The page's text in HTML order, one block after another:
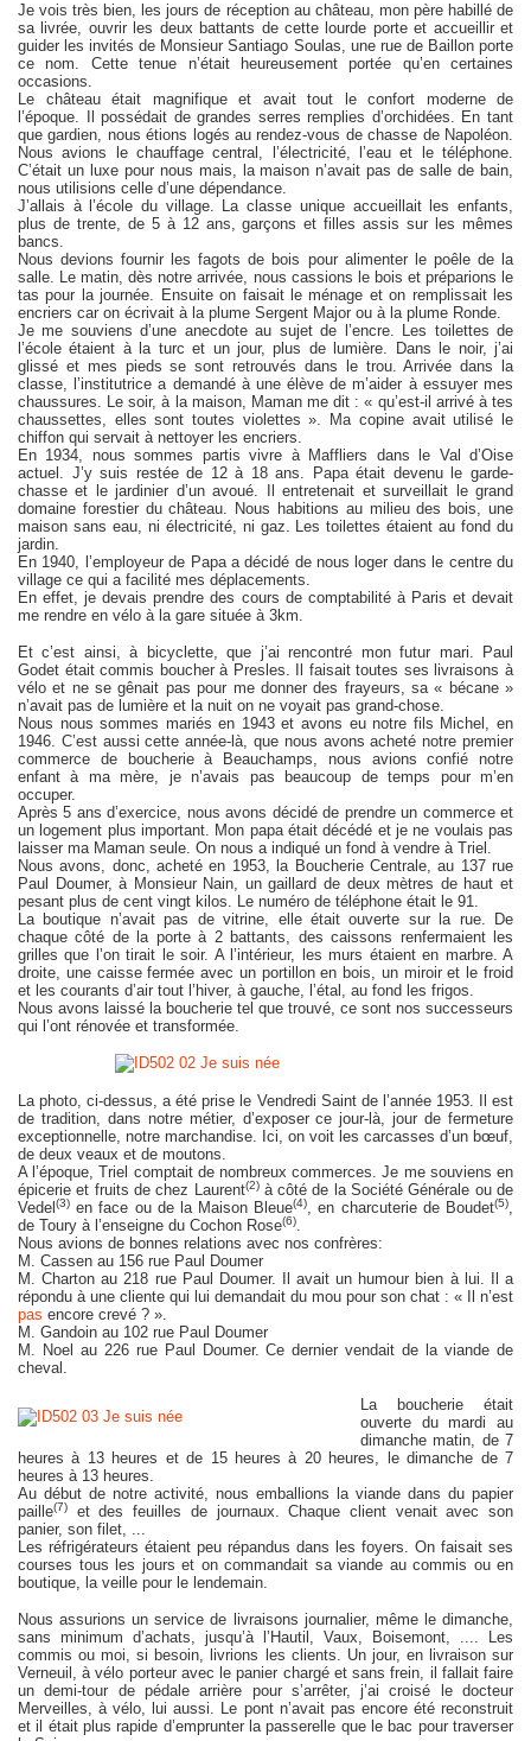
Je vois très bien, les jours de réception au château, mon père habillé de
sa livrée, ouvrir les deux battants de cette lourde porte et accueillir et
guider les invités de Monsieur Santiago Soulas, une rue de Baillon porte
ce nom. Cette tenue n’était heureusement portée qu’en certaines
occasions.
Le château était magnifique et avait tout le confort moderne de
l’époque. Il possédait de grandes serres remplies d’orchidées. En tant
que gardien, nous étions logés au rendez-vous de chasse de Napoléon.
Nous avions le chauffage central, l’électricité, l’eau et le téléphone.
C’était un luxe pour nous mais, la maison n’avait pas de salle de bain,
nous utilisions celle d’une dépendance.
J’allais à l’école du village. La classe unique accueillait les enfants,
plus de trente, de 5 à 12 ans, garçons et filles assis sur les mêmes
bancs.
Nous devions fournir les fagots de bois pour alimenter le poêle de la
salle. Le matin, dès notre arrivée, nous cassions le bois et préparions le
tas pour la journée. Ensuite on faisait le ménage et on remplissait les
encriers car on écrivait à la plume Sergent Major ou à la plume Ronde.
Je me souviens d’une anecdote au sujet de l’encre. Les toilettes de
l’école étaient à la turc et un jour, plus de lumière. Dans le noir, j’ai
glissé et mes pieds se sont retrouvés dans le trou. Arrivée dans la
classe, l’institutrice a demandé à une élève de m’aider à essuyer mes
chaussures. Le soir, à la maison, Maman me dit : « qu’est-il arrivé à tes
chaussettes, elles sont toutes violettes ». Ma copine avait utilisé le
chiffon qui servait à nettoyer les encriers.
En 1934, nous sommes partis vivre à Maffliers dans le Val d’Oise
actuel. J’y suis restée de 12 à 18 ans. Papa était devenu le garde-
chasse et le jardinier d’un avoué. Il entretenait et surveillait le grand
domaine forestier du château. Nous habitions au milieu des bois, une
maison sans eau, ni électricité, ni gaz. Les toilettes étaient au fond du
jardin.
En 1940, l’employeur de Papa a décidé de nous loger dans le centre du
village ce qui a facilité mes déplacements.
En effet, je devais prendre des cours de comptabilité à Paris et devait
me rendre en vélo à la gare située à 3km.
Et c’est ainsi, à bicyclette, que j’ai rencontré mon futur mari. Paul
Godet était commis boucher à Presles. Il faisait toutes ses livraisons à
vélo et ne se gênait pas pour me donner des frayeurs, sa « bécane »
n’avait pas de lumière et la nuit on ne voyait pas grand-chose.
Nous nous sommes mariés en 1943 et avons eu notre fils Michel, en
1946. C’est aussi cette année-là, que nous avons acheté notre premier
commerce de boucherie à Beauchamps, nous avions confié notre
enfant à ma mère, je n’avais pas beaucoup de temps pour m’en
occuper.
Après 5 ans d’exercice, nous avons décidé de prendre un commerce et
un logement plus important. Mon papa était décédé et je ne voulais pas
laisser ma Maman seule. On nous a indiqué un fond à vendre à Triel.
Nous avons, donc, acheté en 1953, la Boucherie Centrale, au 137 rue
Paul Doumer, à Monsieur Nain, un gaillard de deux mètres de haut et
pesant plus de cent vingt kilos. Le numéro de téléphone était le 91.
La boutique n’avait pas de vitrine, elle était ouverte sur la rue. De
chaque côté de la porte à 2 battants, des caissons renfermaient les
grilles que l’on tirait le soir. A l’intérieur, les murs étaient en marbre. A
droite, une caisse fermée avec un portillon en bois, un miroir et le froid
et les courants d’air tout l’hiver, à gauche, l’étal, au fond les frigos.
Nous avons laissé la boucherie tel que trouvé, ce sont nos successeurs
qui l’ont rénovée et transformée.
La photo, ci-dessus, a été prise le Vendredi Saint de l’année 1953. Il est
de tradition, dans notre métier, d’exposer ce jour-là, jour de fermeture
exceptionnelle, notre marchandise. Ici, on voit les carcasses d’un bœuf,
de deux veaux et de moutons.
A l’époque, Triel comptait de nombreux commerces. Je me souviens en
épicerie et fruits de chez Laurent(2)à côté de la Société Générale ou de
Vedel (3) en face ou de la Maison Bleue(4), en charcuterie de Boudet(5),
de Toury à l’enseigne du Cochon Rose(6).
Nous avions de bonnes relations avec nos confrères:
M. Cassen au 156 rue Paul Doumer
M. Charton au 218 rue Paul Doumer. Il avait un humour bien à lui. Il a
répondu à une cliente qui lui demandait du mou pour son chat : « Il n’est
pas encore crevé ? ».
M. Gandoin au 102 rue Paul Doumer
M. Noel au 226 rue Paul Doumer. Ce dernier vendait de la viande de
cheval.
La boucherie était
ouverte du mardi au
dimanche matin, de 7
heures à 13 heures et de 15 heures à 20 heures, le dimanche de 7
heures à 13 heures.
Au début de notre activité, nous emballions la viande dans du papier
paille(7)
et des feuilles de journaux. Chaque client venait avec son
panier, son filet, ...
Les réfrigérateurs étaient peu répandus dans les foyers. On faisait ses
courses tous les jours et on commandait sa viande au commis ou en
boutique, la veille pour le lendemain.
Nous assurions un service de livraisons journalier, même le dimanche,
sans minimum d’achats, jusqu’à l’Hautil, Vaux, Boisemont, .... Les
commis ou moi, si besoin, livrions les clients. Un jour, en livraison sur
Verneuil, à vélo porteur avec le panier chargé et sans frein, il fallait faire
un demi-tour de pédale arrière pour s’arrêter, j’ai croisé le docteur
Merveilles, à vélo, lui aussi. Le pont n’avait pas encore été reconstruit
et il était plus rapide d’emprunter la passerelle que le bac pour traverser